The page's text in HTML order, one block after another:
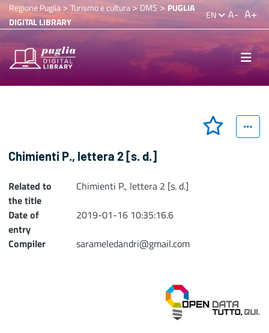
Regione Puglia> Turismo e cultura>DMS > PUGLIA
DIGITAL LIBRARY
EN A- A+
Chimienti P., lettera 2 [s. d.]
Related to
the title
Chimienti P., lettera 2 [s. d.]
Date of
entry
2019-01-16 10:35:16.6
Compiler
sarameledandri@gmail.com